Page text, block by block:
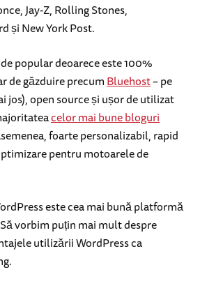
Jay-Z, Rolling Stones,
și New York Post.
popular deoarece este 100%
de găzduire precumBluehost– pe
jos), open source și ușor de utilizat
celor mai bune bloguri
foarte personalizabil, rapid
pentru motoarele de
este cea mai bună platformă
vorbim puțin mai mult despre
utilizării WordPress ca